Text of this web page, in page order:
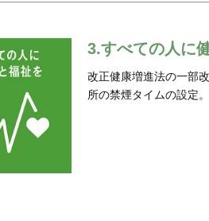
3.すべての人
改正健康増進法の一部
所の禁煙タイムの設定。